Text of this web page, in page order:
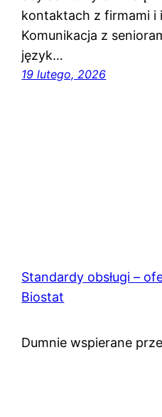
kontaktach z firmami i
Komunikacja z
język…
19 lutego, 2026
Standardy obsługi –
Biostat
Dumnie wspierane